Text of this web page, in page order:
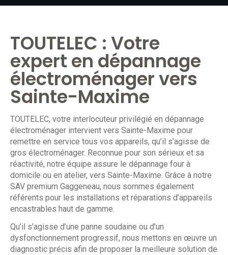
TOUTELEC : Votre
expert en dépannage
électroménager vers
Sainte-Maxime
TOUTELEC, votre interlocuteur privilégié en dépannage
électroménager intervient vers Sainte-Maxime pour
remettre en service tous vos appareils, qu’il s’agisse de
gros électroménager. Reconnue pour son sérieux et sa
réactivité, notre équipe assure le dépannage four à
domicile ou en atelier, vers Sainte-Maxime. Grâce à notre
SAV premium Gaggeneau, nous sommes également
référents pour les installations et réparations d’appareils
encastrables haut de gamme.
Qu’il s’agisse d’une panne soudaine ou d’un
dysfonctionnement progressif, nous mettons en œuvre un
diagnostic précis afin de proposer la meilleure solution de